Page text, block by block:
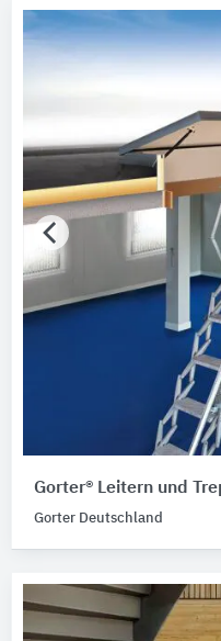
Untergründe, Lage
Kategorie Treppen
Bitte auswählen
Bauart
Gorter® Leitern und
Gorter Deutschland